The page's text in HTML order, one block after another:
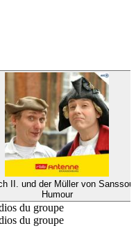
II. und der Müller von
Humour
du groupe
du groupe